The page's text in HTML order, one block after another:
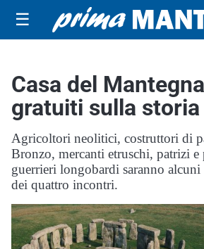
☰
Casa del
gratuiti sulla
Agricoltori neolitici, costruttori di
Bronzo, mercanti etruschi, patrizi e
guerrieri longobardi saranno
dei quattro incontri.